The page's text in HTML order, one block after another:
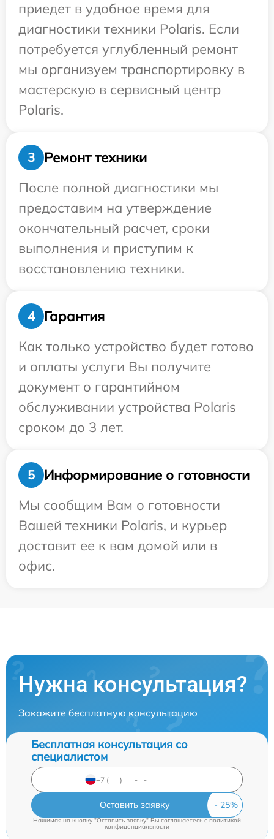
приедет в удобное время для
диагностики техники Polaris. Если
потребуется углубленный ремонт
мы организуем транспортировку в
мастерскую в сервисный центр
Polaris.
3
Ремонт техники
После полной диагностики мы
предоставим на утверждение
окончательный расчет, сроки
выполнения и приступим к
восстановлению техники.
4
Гарантия
Как только устройство будет готово
и оплаты услуги Вы получите
документ о гарантийном
обслуживании устройства Polaris
сроком до 3 лет.
5
Информирование о готовности
Мы сообщим Вам о готовности
Вашей техники Polaris, и курьер
доставит ее к вам домой или в
офис.
Нужна консультация?
Закажите бесплатную консультацию
Бесплатная консультация со
специалистом
Оставить заявку
Нажимая на кнопку "Оставить заявку" Вы соглашаетесь cполитикой
конфиденциальности